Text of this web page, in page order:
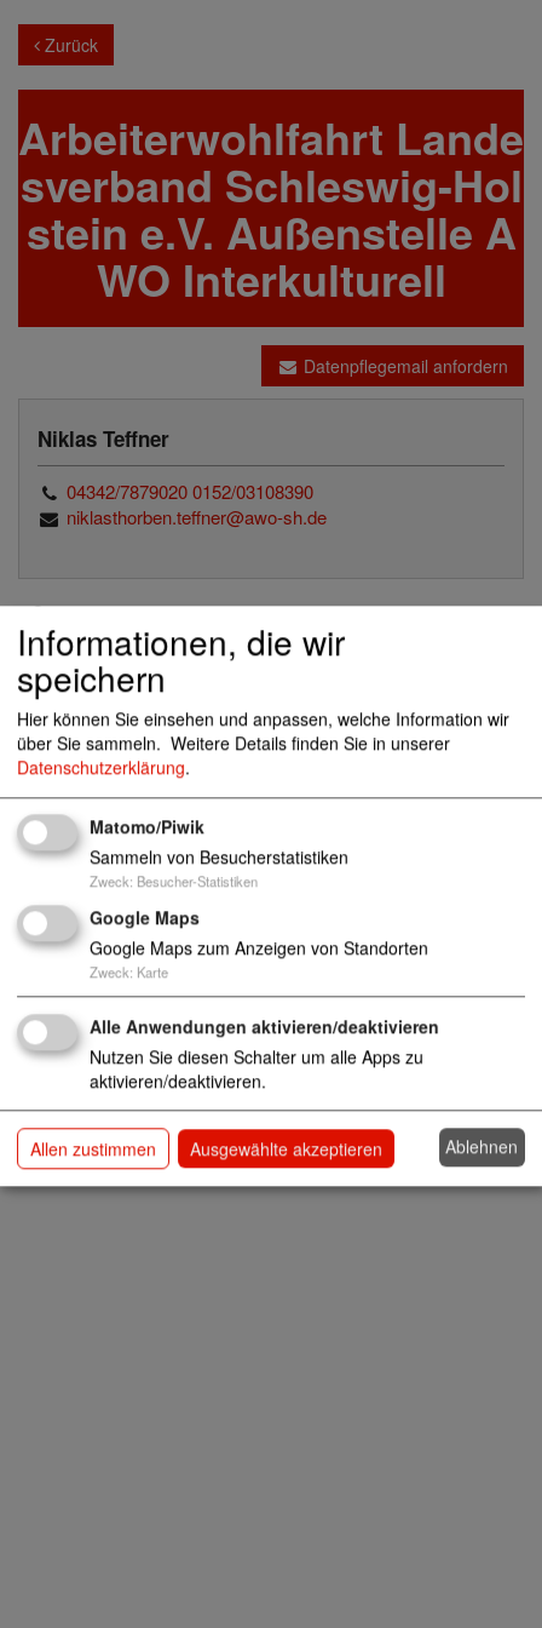
Zurück
Arbeiterwohlfahrt Lande
sverband Schleswig-Hol
stein e.V. Außenstelle A
WO Interkulturell
Datenpflegemail anfordern
Niklas Teffner
04342/7879020 0152/03108390
niklasthorben.teffner@awo-sh.de
Standorte
Vierschillingsberg 21, 24306 Plön
migration@awo-sh.de
-
http://www.awo-sh.de
-
- -
Migrationsberatung für erwachsene Zugewandert
e
Informationen, die wir
speichern
Hier können Sie einsehen und anpassen, welche Information wir
über Sie sammeln. Weitere Details finden Sie in unserer
Datenschutzerklärung.
Matomo/Piwik
Sammeln von Besucherstatistiken
Zweck: Besucher-Statistiken
Google Maps
Google Maps zum Anzeigen von Standorten
Zweck: Karte
Alle Anwendungen aktivieren/deaktivieren
Nutzen Sie diesen Schalter um alle Apps zu
aktivieren/deaktivieren.
Allen zustimmen Ausgewählte akzeptieren Ablehnen